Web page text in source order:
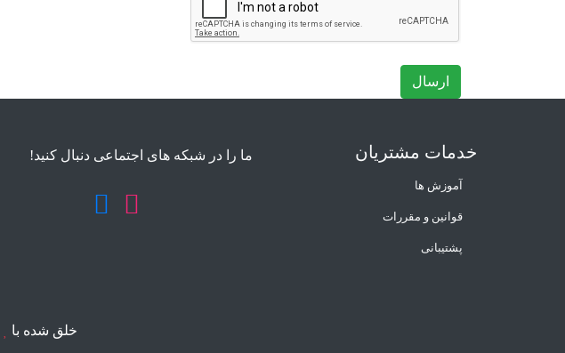
ارسال
خدمات مشتریان
آموزش ها
قوانین و مقررات
پشتیبانی
ما را در شبکه های اجتماعی دنبال کنید!
خلق شده با